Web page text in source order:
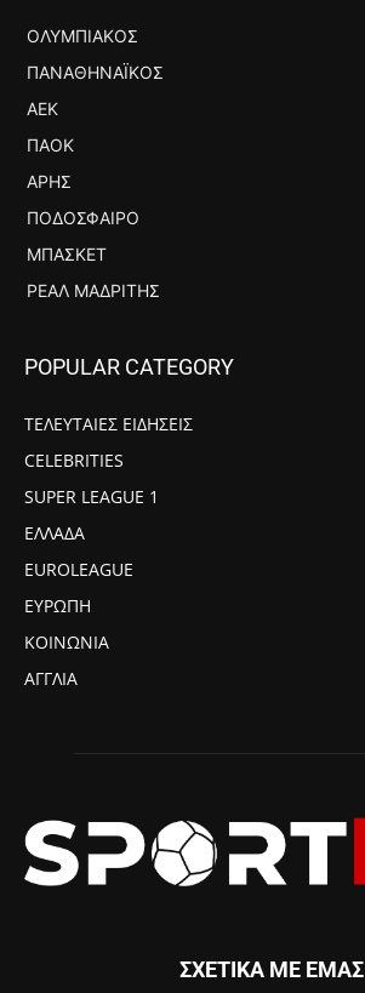
ΟΛΥΜΠΙΑΚΌΣ
ΠΑΝΑΘΗΝΑΪΚΌΣ
ΑΕΚ
ΠΑΟΚ
ΆΡΗΣ
ΠΟΔΌΣΦΑΙΡΟ
ΜΠΆΣΚΕΤ
ΡΕΆΛ ΜΑΔΡΊΤΗΣ
POPULAR CATEGORY
ΤΕΛΕΥΤΑΙΕΣ ΕΙΔΗΣΕΙΣ
CELEBRITIES
SUPER LEAGUE 1
ΕΛΛΑΔΑ
EUROLEAGUE
ΕΥΡΩΠΗ
ΚΟΙΝΩΝΙΑ
ΑΓΓΛΙΑ
ΣΧΕΤΙΚΑ ΜΕ ΕΜΑΣ